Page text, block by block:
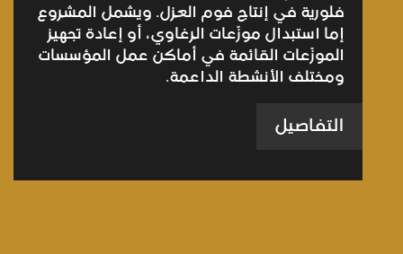
فلورية في إنتاج فوم العزل. ويشمل المشروع
إما استبدال موزّعات الرغاوي، أو إعادة تجهيز
الموزّعات القائمة في أماكن عمل المؤسسات
ومختلف الأنشطة الداعمة.
التفاصيل